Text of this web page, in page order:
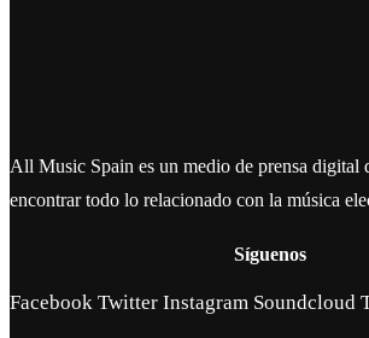
All Music Spain es un medio de prensa digital
encontrar todo lo relacionado con la música
Síguenos
Facebook Twitter Instagram Soundcloud